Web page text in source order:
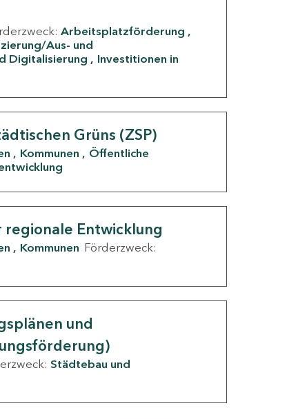
Arbeitsplatzförderung
Aus- und
Digitalisierung
Investitionen in
Grüns (ZSP)
Kommunen
Öffentliche
Entwicklung
Kommunen Förderzweck:
und
Städtebau und